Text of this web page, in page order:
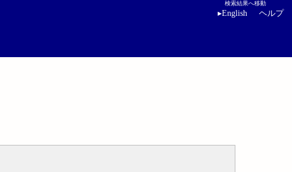
検索結果へ移動
▸English ヘルプ